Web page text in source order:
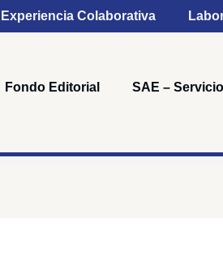
Experiencia Colaborativa
Fondo Editorial SAE –